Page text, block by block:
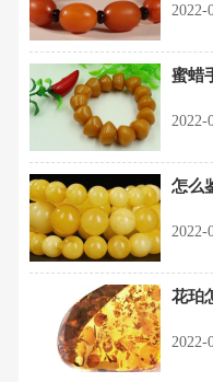
2022-
蜜蜡
2022-
怎么
2022-
花珀
2022-